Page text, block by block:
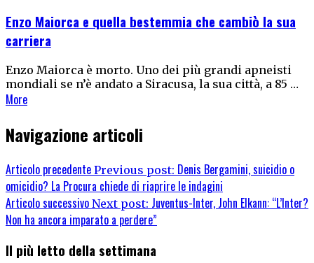
Enzo Maiorca e quella bestemmia che cambiò la sua
carriera
Enzo Maiorca è morto. Uno dei più grandi apneisti
mondiali se n’è andato a Siracusa, la sua città, a 85 …
More
Navigazione articoli
Articolo precedente Previous post: Denis Bergamini, suicidio o
omicidio? La Procura chiede di riaprire le indagini
Articolo successivo Next post: Juventus-Inter, John Elkann: “L’Inter?
Non ha ancora imparato a perdere”
Il più letto della settimana